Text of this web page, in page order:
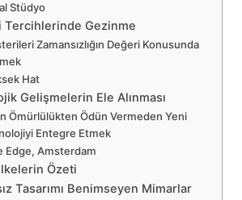
Stüdyo
Tercihlerinde Gezinme
Zamansızlığın Değeri Konusunda
Hat
Gelişmelerin Ele Alınması
Ömürlülükten Ödün Vermeden Yeni
Entegre Etmek
Edge, Amsterdam
Özeti
Tasarımı Benimseyen Mimarlar